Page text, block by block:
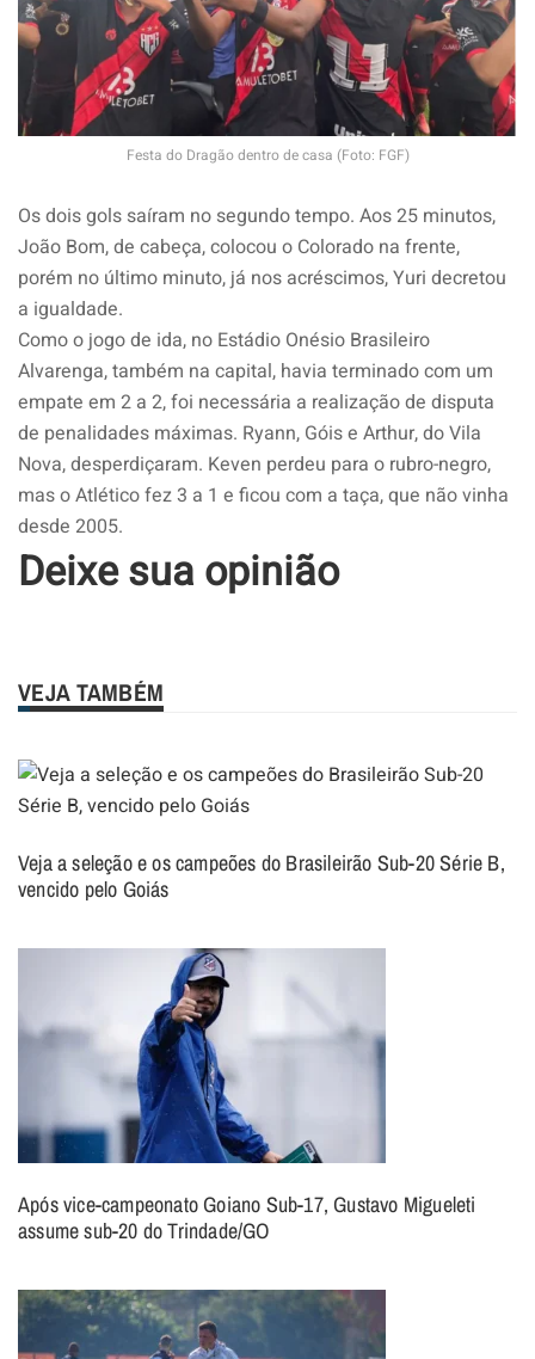
Festa do Dragão dentro de casa (Foto: FGF)
Os dois gols saíram no segundo tempo. Aos 25 minutos,
João Bom, de cabeça, colocou o Colorado na frente,
porém no último minuto, já nos acréscimos, Yuri decretou
a igualdade.
Como o jogo de ida, no Estádio Onésio Brasileiro
Alvarenga, também na capital, havia terminado com um
empate em 2 a 2, foi necessária a realização de disputa
de penalidades máximas. Ryann, Góis e Arthur, do Vila
Nova, desperdiçaram. Keven perdeu para o rubro-negro,
mas o Atlético fez 3 a 1 e ficou com a taça, que não vinha
desde 2005.
Deixe sua opinião
VEJA TAMBÉM
Veja a seleção e os campeões do Brasileirão Sub-20 Série B,
vencido pelo Goiás
Após vice-campeonato Goiano Sub-17, Gustavo Migueleti
assume sub-20 do Trindade/GO